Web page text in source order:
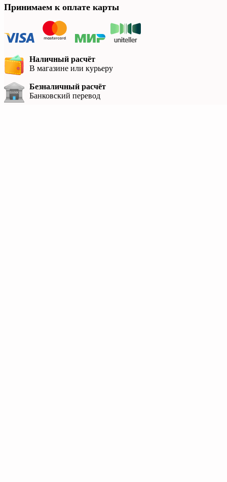
Принимаем к оплате карты
Наличный расчёт
В магазине или курьеру
Безналичный расчёт
Банковский перевод